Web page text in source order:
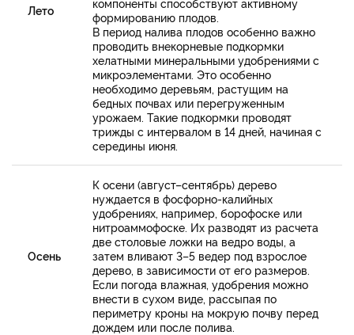
Лето
формированию плодов.
В период налива плодов особенно важно
проводить внекорневые подкормки
хелатными минеральными удобрениями с
микроэлементами. Это особенно
необходимо деревьям, растущим на
бедных почвах или перегруженным
урожаем. Такие подкормки проводят
трижды с интервалом в 14 дней, начиная с
середины июня.
Осень
К осени (август–сентябрь) дерево
нуждается в фосфорно-калийных
удобрениях, например, борофоске или
нитроаммофоске. Их разводят из расчета
две столовые ложки на ведро воды, а
затем вливают 3–5 ведер под взрослое
дерево, в зависимости от его размеров.
Если погода влажная, удобрения можно
внести в сухом виде, рассыпая по
периметру кроны на мокрую почву перед
дождем или после полива.